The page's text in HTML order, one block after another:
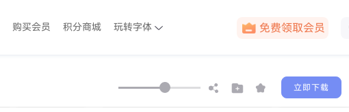
购买会员 积分商城 玩转字体
免费领取会员
立即下载